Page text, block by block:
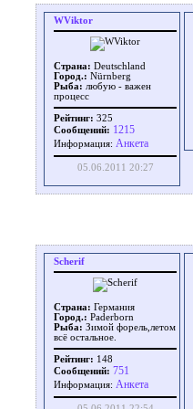
WViktor
Страна: Deutschland
Город.: Nürnberg
Рыба: любую - важен
процесс
Рейтинг: 325
Сообщений: 1215
Информация: Aнкета
05.06.2011 20:27
Scherif
Страна: Германия
Город.: Paderborn
Рыба: Зимой форель,летом
всё остальное.
Рейтинг: 148
Сообщений: 751
Информация: Aнкета